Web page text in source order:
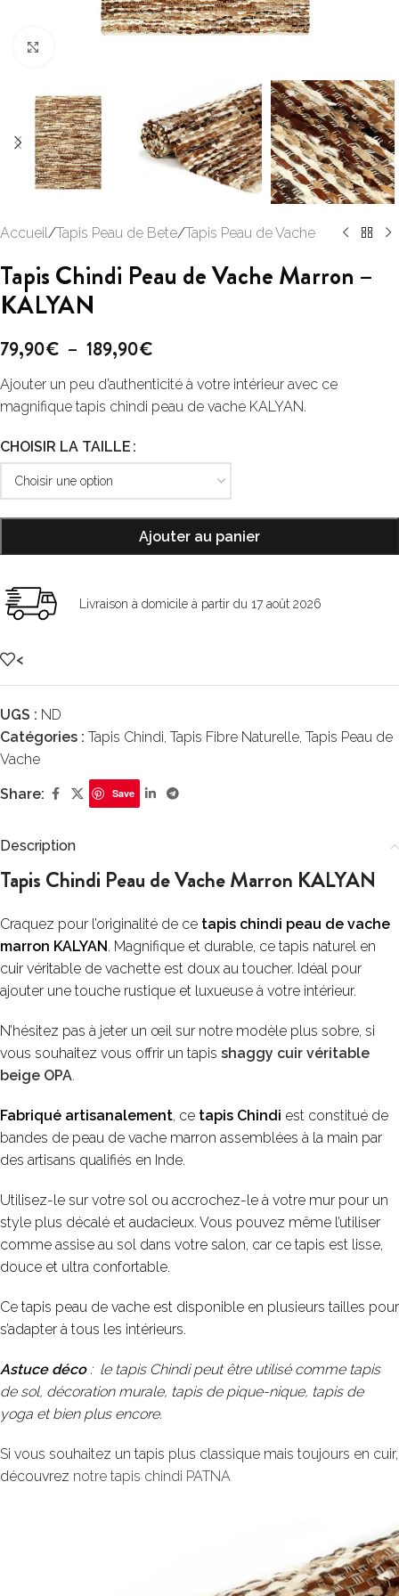
Accueil/Tapis Peau de Bete/Tapis Peau de Vache
Tapis Chindi Peau de Vache Marron –
KALYAN
79,90€ – 189,90€
Ajouter un peu d’authenticité à votre intérieur avec ce
magnifique tapis chindi peau de vache KALYAN.
CHOISIR LA TAILLE
Ajouter au panier
Livraison à domicile à partir du 17 août 2026
<
UGS : ND
Catégories : Tapis Chindi, Tapis Fibre Naturelle, Tapis Peau de
Vache
Share: Save
Description
Tapis Chindi Peau de Vache Marron KALYAN
Craquez pour l’originalité de ce tapis chindi peau de vache
marron KALYAN. Magnifique et durable, ce tapis naturel en
cuir véritable de vachette est doux au toucher. Idéal pour
ajouter une touche rustique et luxueuse à votre intérieur.
N’hésitez pas à jeter un œil sur notre modèle plus sobre, si
vous souhaitez vous offrir un tapis shaggy cuir véritable
beige OPA.
Fabriqué artisanalement, ce tapis Chindi est constitué de
bandes de peau de vache marron assemblées à la main par
des artisans qualifiés en Inde.
Utilisez-le sur votre sol ou accrochez-le à votre mur pour un
style plus décalé et audacieux. Vous pouvez même l’utiliser
comme assise au sol dans votre salon, car ce tapis est lisse,
douce et ultra confortable.
Ce tapis peau de vache est disponible en plusieurs tailles pour
s’adapter à tous les intérieurs.
Astuce déco: le tapis Chindi peut être utilisé comme tapis
de sol, décoration murale, tapis de pique-nique, tapis de
yoga et bien plus encore.
Si vous souhaitez un tapis plus classique mais toujours en cuir,
découvrez notre tapis chindi PATNA